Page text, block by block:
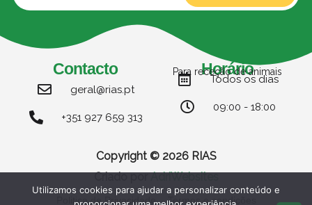
Contacto
geral@rias.pt
+351 927 659 313
Horário
Para receção de animais
Todos os dias
09:00 - 18:00
Copyright © 2026 RIAS
Politica de Privacidade Termos e condições
Utilizamos cookies para ajudar a personalizar conteúdo e